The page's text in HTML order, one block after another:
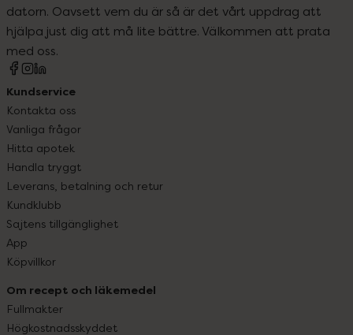
datorn. Oavsett vem du är så är det vårt uppdrag att
hjälpa just dig att må lite bättre. Välkommen att prata
med oss.
Kundservice
Kontakta oss
Vanliga frågor
Hitta apotek
Handla tryggt
Leverans, betalning och retur
Kundklubb
Sajtens tillgänglighet
App
Köpvillkor
Om recept och läkemedel
Fullmakter
Högkostnadsskyddet